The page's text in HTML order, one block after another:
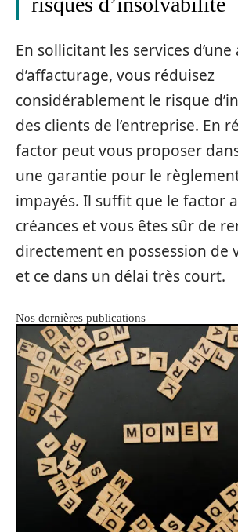
En sollicitant les services d’une
d’affacturage, vous réduisez
considérablement le risque
des clients de l’entreprise. En
factor peut vous proposer
une garantie pour le
impayés. Il suffit que le factor
créances et vous êtes sûr de
directement en possession de
et ce dans un délai très court.
Nos dernières publications